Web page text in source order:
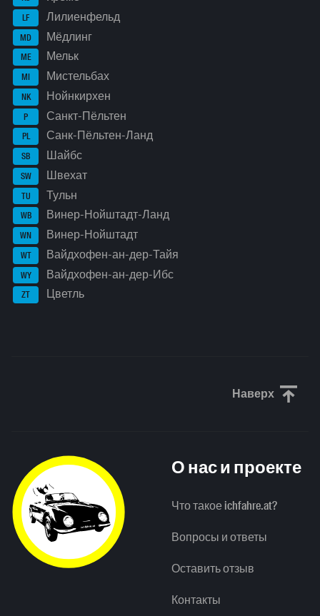
LF Лилиенфельд
MD Мёдлинг
ME Мельк
MI Мистельбах
NK Нойнкирхен
P Санкт-Пёльтен
PL Санк-Пёльтен-Ланд
SB Шайбс
SW Швехат
TU Тульн
WB Винер-Нойштадт-Ланд
WN Винер-Нойштадт
WT Вайдхофен-ан-дер-Тайя
WY Вайдхофен-ан-дер-Ибс
ZT Цветль
Наверх
О нас и проекте
Что такое ichfahre.at?
Вопросы и ответы
Оставить отзыв
Контакты